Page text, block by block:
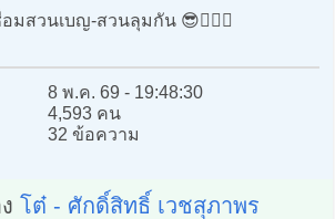
มสวนเบญ-สวนลุมกัน 😎🏃🏻‍♂️
8 พ.ค. 69 - 19:48:30
4,593 คน
32 ข้อความ
โต๋ - ศักดิ์สิทธิ์ เวชสุภาพร